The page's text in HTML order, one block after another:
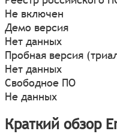
Не включен
Демо версия
Нет данных
Пробная версия
Нет данных
Свободное ПО
Не данных
Краткий обзор